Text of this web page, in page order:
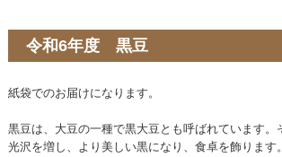
令和6年度 黒豆
紙袋でのお届けになります。
黒豆は、大豆の一種で黒大豆とも呼ばれています。
光沢を増し、より美しい黒になり、食卓を飾ります